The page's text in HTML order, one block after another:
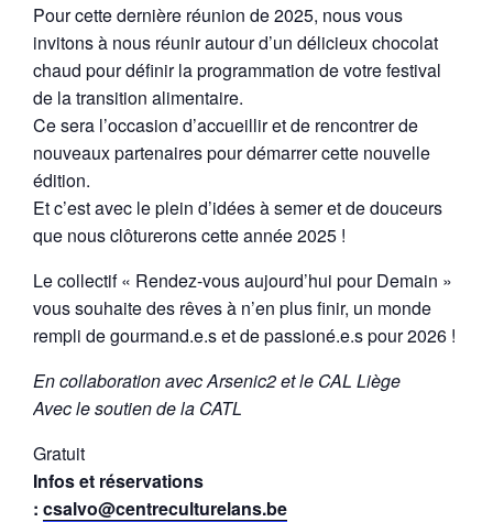
Pour cette dernière réunion de 2025, nous vous
invitons à nous réunir autour d’un délicieux chocolat
chaud pour définir la programmation de votre festival
de la transition alimentaire.
Ce sera l’occasion d’accueillir et de rencontrer de
nouveaux partenaires pour démarrer cette nouvelle
édition.
Et c’est avec le plein d’idées à semer et de douceurs
que nous clôturerons cette année 2025 !
Le collectif « Rendez-vous aujourd’hui pour Demain »
vous souhaite des rêves à n’en plus finir, un monde
rempli de gourmand.e.s et de passioné.e.s pour 2026 !
En collaboration avec Arsenic2 et le CAL Liège
Avec le soutien de la CATL
Gratuit
Infos et réservations
: csalvo@centreculturelans.be